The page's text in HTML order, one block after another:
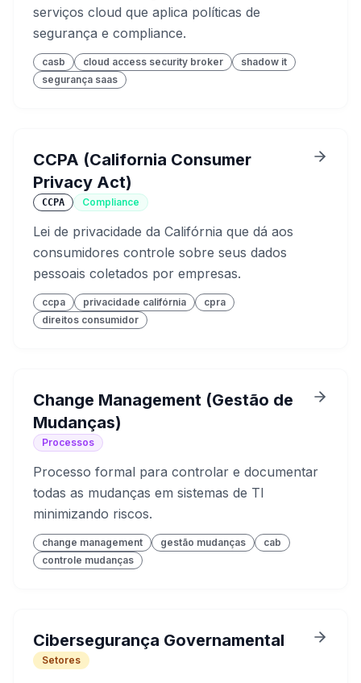
serviços cloud que aplica políticas de
segurança e compliance.
casb cloud access security broker
shadow it
segurança saas
CCPA (California Consumer
Privacy Act)
CCPA Compliance
Lei de privacidade da Califórnia que dá aos
consumidores controle sobre seus dados
pessoais coletados por empresas.
ccpa privacidade califórnia
cpra
direitos consumidor
Change Management (Gestão de
Mudanças)
Processos
Processo formal para controlar e documentar
todas as mudanças em sistemas de TI
minimizando riscos.
change management gestão mudanças
cab
controle mudanças
Cibersegurança Governamental
Setores